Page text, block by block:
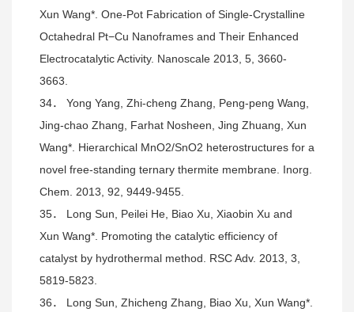
Xun Wang*. One-Pot Fabrication of Single-Crystalline
Octahedral Pt−Cu Nanoframes and Their Enhanced
Electrocatalytic Activity. Nanoscale 2013, 5, 3660-
3663.
34． Yong Yang, Zhi-cheng Zhang, Peng-peng Wang,
Jing-chao Zhang, Farhat Nosheen, Jing Zhuang, Xun
Wang*. Hierarchical MnO2/SnO2 heterostructures for a
novel free-standing ternary thermite membrane. Inorg.
Chem. 2013, 92, 9449-9455.
35． Long Sun, Peilei He, Biao Xu, Xiaobin Xu and
Xun Wang*. Promoting the catalytic efficiency of
catalyst by hydrothermal method. RSC Adv. 2013, 3,
5819-5823.
36． Long Sun, Zhicheng Zhang, Biao Xu, Xun Wang*.